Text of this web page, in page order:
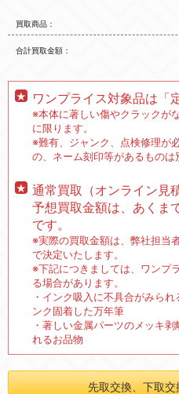
買取商品
合計買取金額
ワンプライス対象品は「
※本体に著しい傷やクラックが
に限ります。
※難有、ジャンク、点検修理が
の、ネーム刻印等があるものは
通常買取（オンライン見
予想買取金額は、あくま
です。
※実際の買取金額は、弊社担当
で決定いたします。
※下記につきましては、ワンプ
る場合があります。
・インク吸入に不具合がみら
ンク固着した万年筆
・著しい金属パーツのメッキ
れるお品物
先取交換、下取